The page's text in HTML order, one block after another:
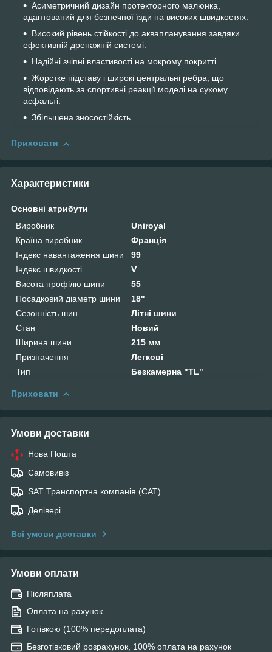
Асиметричний дизайн протекторного малюнка,
адаптований для безпечної їзди на високих швидкостях.
Високий рівень стійкості до аквапланування завдяки
ефективній дренажній системі.
Надійні зчіпні властивості на мокрому покритті.
Жорстке підставу і широкі центральні ребра, що
відповідають за спортивні реакції моделі на сухому
асфальті.
Збільшена зносостійкість.
Приховати
Характеристики
Основні атрибути
Виробник
Uniroyal
Країна виробник
Франція
Індекс навантаження шини
99
Індекс швидкості
V
Висота профілю шини
55
Посадковий діаметр шини
18"
Сезонність шин
Літні шини
Стан
Новий
Ширина шини
215 мм
Призначення
Легкові
Тип
Безкамерна "TL"
Приховати
Умови доставки
Нова Пошта
Самовивіз
SAT Транспортна компанія (САТ)
Делівері
Всі умови доставки
Умови оплати
Післяплата
Оплата на рахунок
Готівкою (100% передоплата)
Безготівковий розрахунок, 100% оплата на рахунок